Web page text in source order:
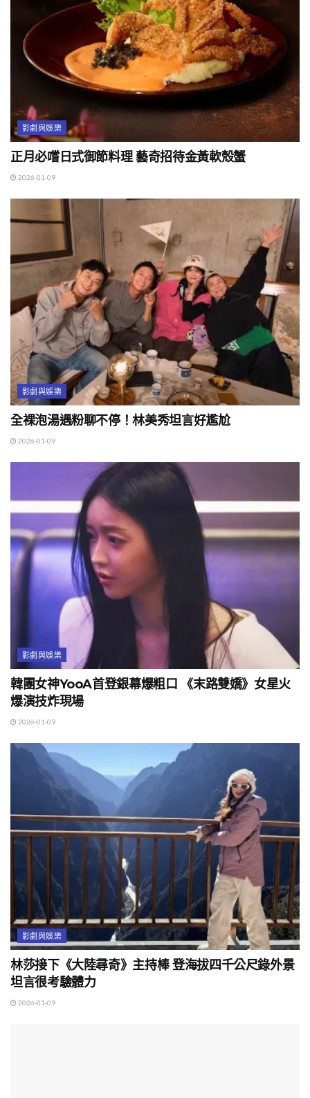
影劇與娛樂
正月必嚐日式御節料理 藝奇招待金黃軟殼蟹
2026-01-09
影劇與娛樂
全裸泡湯遇粉聊不停！林美秀坦言好尷尬
2026-01-09
影劇與娛樂
韓團女神YooA首登銀幕爆粗口 《末路雙嬌》女星火
爆演技炸現場
2026-01-09
影劇與娛樂
林莎接下《大陸尋奇》主持棒 登海拔四千公尺錄外景
坦言很考驗體力
2026-01-09